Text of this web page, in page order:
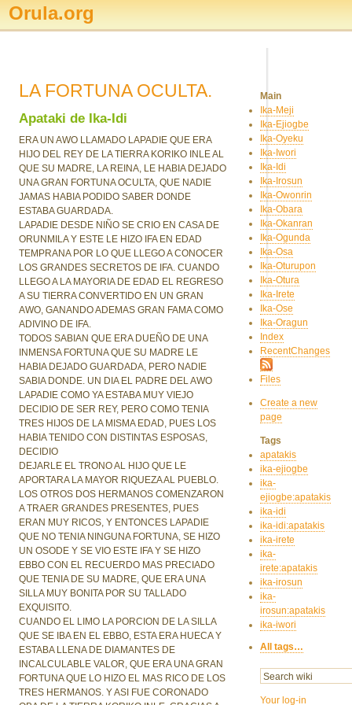
Orula.org
LA FORTUNA OCULTA.
Apataki de Ika-Idi
ERA UN AWO LLAMADO LAPADIE QUE ERA
HIJO DEL REY DE LA TIERRA KORIKO INLE AL
QUE SU MADRE, LA REINA, LE HABIA DEJADO
UNA GRAN FORTUNA OCULTA, QUE NADIE
JAMAS HABIA PODIDO SABER DONDE
ESTABA GUARDADA.
LAPADIE DESDE NIÑO SE CRIO EN CASA DE
ORUNMILA Y ESTE LE HIZO IFA EN EDAD
TEMPRANA POR LO QUE LLEGO A CONOCER
LOS GRANDES SECRETOS DE IFA. CUANDO
LLEGO A LA MAYORIA DE EDAD EL REGRESO
A SU TIERRA CONVERTIDO EN UN GRAN
AWO, GANANDO ADEMAS GRAN FAMA COMO
ADIVINO DE IFA.
TODOS SABIAN QUE ERA DUEÑO DE UNA
INMENSA FORTUNA QUE SU MADRE LE
HABIA DEJADO GUARDADA, PERO NADIE
SABIA DONDE. UN DIA EL PADRE DEL AWO
LAPADIE COMO YA ESTABA MUY VIEJO
DECIDIO DE SER REY, PERO COMO TENIA
TRES HIJOS DE LA MISMA EDAD, PUES LOS
HABIA TENIDO CON DISTINTAS ESPOSAS,
DECIDIO
DEJARLE EL TRONO AL HIJO QUE LE
APORTARA LA MAYOR RIQUEZA AL PUEBLO.
LOS OTROS DOS HERMANOS COMENZARON
A TRAER GRANDES PRESENTES, PUES
ERAN MUY RICOS, Y ENTONCES LAPADIE
QUE NO TENIA NINGUNA FORTUNA, SE HIZO
UN OSODE Y SE VIO ESTE IFA Y SE HIZO
EBBO CON EL RECUERDO MAS PRECIADO
QUE TENIA DE SU MADRE, QUE ERA UNA
SILLA MUY BONITA POR SU TALLADO
EXQUISITO.
CUANDO EL LIMO LA PORCION DE LA SILLA
QUE SE IBA EN EL EBBO, ESTA ERA HUECA Y
ESTABA LLENA DE DIAMANTES DE
INCALCULABLE VALOR, QUE ERA UNA GRAN
FORTUNA QUE LO HIZO EL MAS RICO DE LOS
TRES HERMANOS. Y ASI FUE CORONADO
Main
Ika-Meji
Ika-Ejiogbe
Ika-Oyeku
Ika-Iwori
Ika-Idi
Ika-Irosun
Ika-Owonrin
Ika-Obara
Ika-Okanran
Ika-Ogunda
Ika-Osa
Ika-Oturupon
Ika-Otura
Ika-Irete
Ika-Ose
Ika-Oragun
Index
RecentChanges
Files
Create a new
page
Tags
apatakis
ika-ejiogbe
ika-
ejiogbe:apatakis
ika-idi
ika-idi:apatakis
ika-irete
ika-
irete:apatakis
ika-irosun
ika-
irosun:apatakis
ika-iwori
All tags…
Your log-in